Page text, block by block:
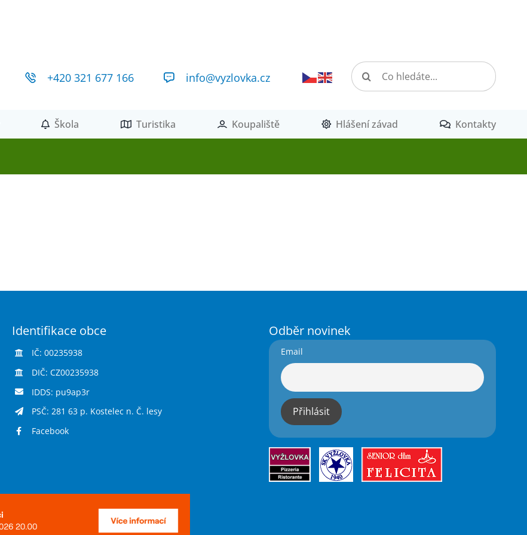
+420 321 677 166 info@vyzlovka.cz
Hledat:
Škola Turistika Koupaliště Hlášení závad Kontakty
Identifikace obce
IČ: 00235938
DIČ: CZ00235938
IDDS: pu9ap3r
PSČ: 281 63 p. Kostelec n. Č. lesy
Facebook
Odběr novinek
Email